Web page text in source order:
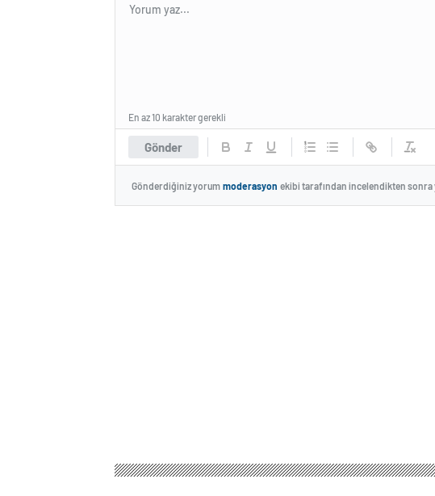
Gönder
En az 10 karakter gerekli
Gönderdiğiniz yorum moderasyon ekibi tarafından incelendikten sonra